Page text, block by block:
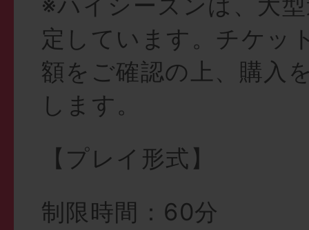
定しています。チケッ
額をご確認の上、購入
します。
【プレイ形式】
制限時間：60分